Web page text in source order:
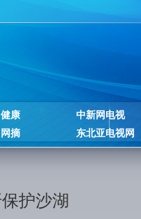
康
摘
中新网电视
东北亚电视网
护沙湖